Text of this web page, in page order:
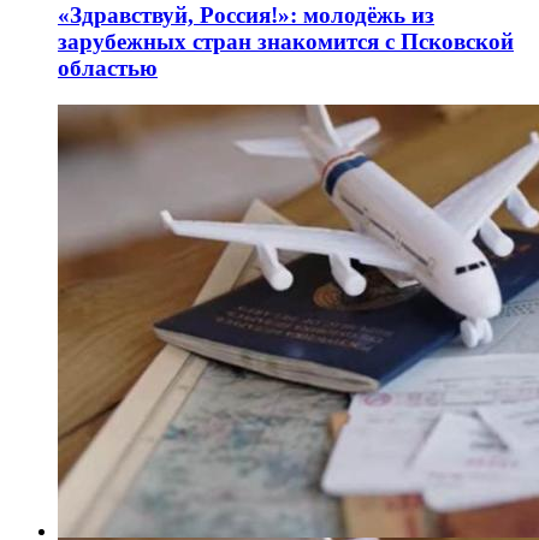
«Здравствуй, Россия!»: молодёжь из
зарубежных стран знакомится с Псковской
областью